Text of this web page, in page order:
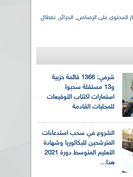
المحتوي على الرصاص, الجزائر, نفطال
شرفي: 1366 قائمة حزبية
و13 مستقلة سحبوا
استمارات اكتتاب التوقيعات
للمحليات القادمة
الشروع في سحب استدعاءات
المترشحين للبكالوريا وشهادة
التعليم المتوسط دورة 2021
هذا...